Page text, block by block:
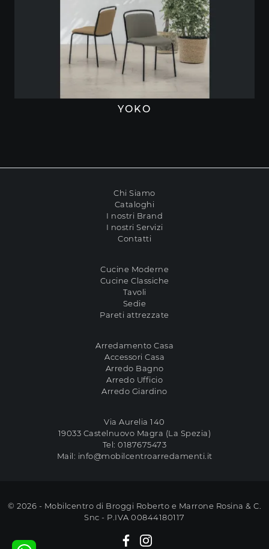
YOKO
Chi Siamo
Cataloghi
I nostri Brand
I nostri Servizi
Contatti
Cucine Moderne
Cucine Classiche
Tavoli
Sedie
Pareti attrezzate
Arredamento Casa
Accessori Casa
Arredo Bagno
Arredo Ufficio
Arredo Giardino
Via Aurelia 140
19033 Castelnuovo Magra (La Spezia)
Tel:0187675473
Mail: info@mobilcentroarredamenti.it
© 2026 - Mobilcentro di Broggi Roberto e Marrone Rosina & C.
Snc - P.IVA 00844180117